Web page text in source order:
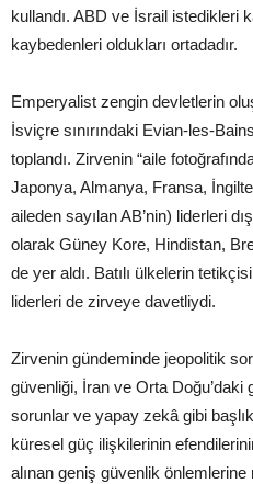
kullandı. ABD ve İsrail istedikleri
kaybedenleri oldukları ortadadır.
Emperyalist zengin devletlerin
İsviçre sınırındaki Evian-les-
toplandı. Zirvenin “aile
Japonya, Almanya, Fransa,
aileden sayılan AB’nin) liderleri
olarak Güney Kore, Hindistan,
de yer aldı. Batılı ülkelerin
liderleri de zirveye davetliydi.
Zirvenin gündeminde jeopolitik
güvenliği, İran ve Orta Doğu’daki
sorunlar ve yapay zekâ gibi
küresel güç ilişkilerinin
alınan geniş güvenlik